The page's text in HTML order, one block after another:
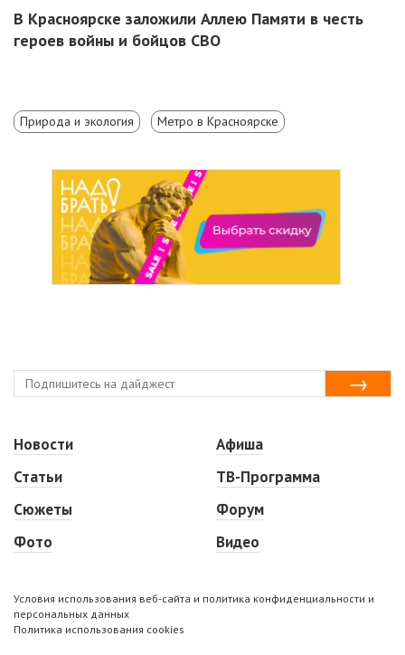
В Красноярске заложили Аллею Памяти в честь
героев войны и бойцов СВО
Природа и экология Метро в Красноярске
Новости
Статьи
Сюжеты
Фото
Афиша
ТВ-Программа
Форум
Видео
Условия использования веб-сайта и политика конфиденциальности и
персональных данных
Политика использования cookies